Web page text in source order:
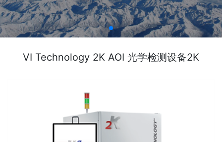
VI Technology 2K AOI 光学检测设备2K